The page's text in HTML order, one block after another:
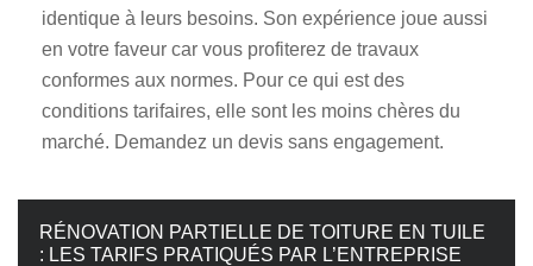
identique à leurs besoins. Son expérience joue aussi
en votre faveur car vous profiterez de travaux
conformes aux normes. Pour ce qui est des
conditions tarifaires, elle sont les moins chères du
marché. Demandez un devis sans engagement.
RÉNOVATION PARTIELLE DE TOITURE EN TUILE
: LES TARIFS PRATIQUÉS PAR L’ENTREPRISE